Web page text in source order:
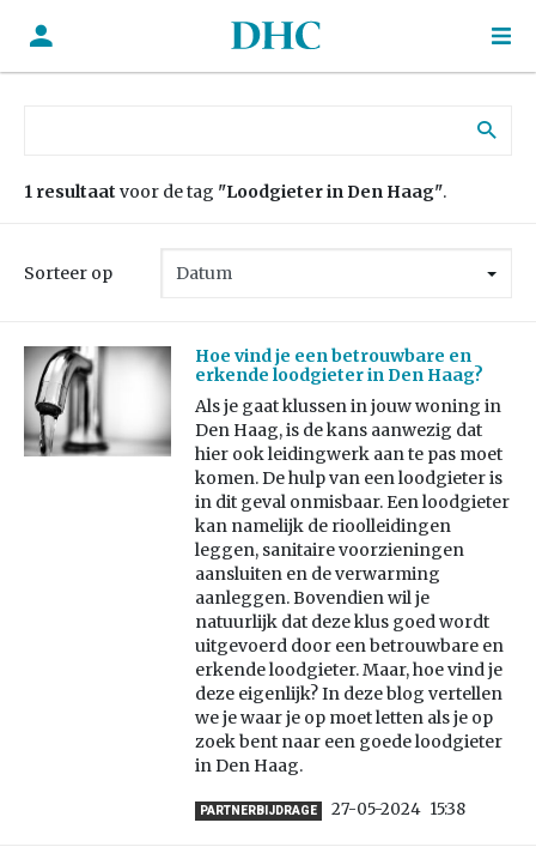
1 resultaat voor de tag "Loodgieter in Den Haag".
Sorteer op
Hoe vind je een betrouwbare en
erkende loodgieter in Den Haag?
Als je gaat klussen in jouw woning in
Den Haag, is de kans aanwezig dat
hier ook leidingwerk aan te pas moet
komen. De hulp van een loodgieter is
in dit geval onmisbaar. Een loodgieter
kan namelijk de rioolleidingen
leggen, sanitaire voorzieningen
aansluiten en de verwarming
aanleggen. Bovendien wil je
natuurlijk dat deze klus goed wordt
uitgevoerd door een betrouwbare en
erkende loodgieter. Maar, hoe vind je
deze eigenlijk? In deze blog vertellen
we je waar je op moet letten als je op
zoek bent naar een goede loodgieter
in Den Haag.
PARTNERBIJDRAGE 27-05-2024 15:38